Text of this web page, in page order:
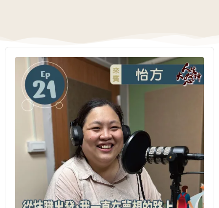
Audio
Player